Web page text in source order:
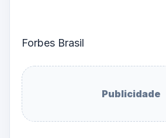
Forbes Brasil
Publicidade